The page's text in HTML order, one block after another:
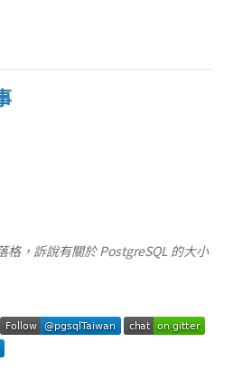
格，訴說有關於 PostgreSQL 的大小